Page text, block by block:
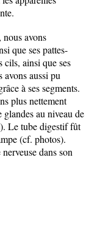
avons
que ses pattes-
cils, ainsi que ses
avons aussi pu
à ses segments.
plus nettement
glandes au niveau de
Le tube digestif fût
(cf. photos).
dans son